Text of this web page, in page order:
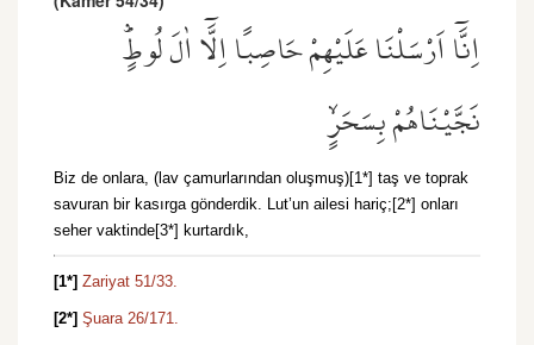
اِنَّٓا اَرْسَلْنَا عَلَيْهِمْ حَاصِبًا اِلَّٓا اٰلَ لُوطٍۜ
نَجَّيْنَاهُمْ بِسَحَرٍۙ
Biz de onlara, (lav çamurlarından oluşmuş)[1*] taş ve toprak
savuran bir kasırga gönderdik. Lut’un ailesi hariç;[2*] onları
seher vaktinde[3*] kurtardık,
[1*] Zariyat 51/33.
[2*] Şuara 26/171.